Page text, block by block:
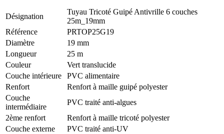
Désignation
Tuyau Tricoté Guipé Antivrille 6 couches
25m_19mm
Référence
PRTOP25G19
Diamètre
19 mm
Longueur
25 m
Couleur
Vert translucide
Couche intérieure
PVC alimentaire
Renfort
Renfort à maille guipé polyester
Couche
intermédiaire
PVC traité anti-algues
2ème renfort
Renfort à maille tricoté polyester
Couche externe
PVC traité anti-UV